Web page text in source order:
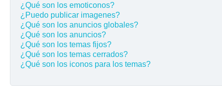
¿Qué son los emoticonos?
¿Puedo publicar imagenes?
¿Qué son los anuncios globales?
¿Qué son los anuncios?
¿Qué son los temas fijos?
¿Qué son los temas cerrados?
¿Qué son los iconos para los temas?